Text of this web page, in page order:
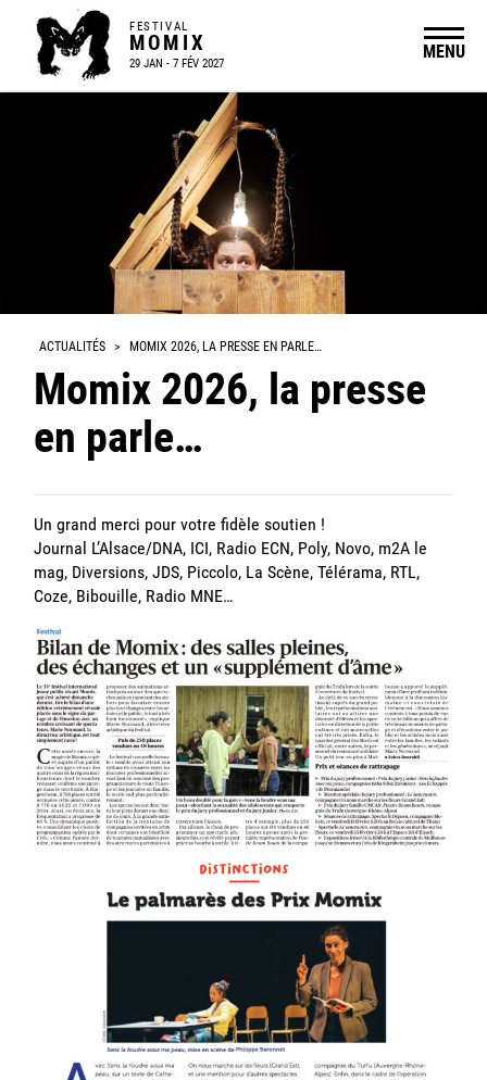
FESTIVAL
MOMIX
29 JAN - 7 FÉV 2027
MENU
ACTUALITÉS > MOMIX 2026, LA PRESSE EN PARLE…
Momix 2026, la presse
en parle…
Un grand merci pour votre fidèle soutien !
Journal L’Alsace/DNA, ICI, Radio ECN, Poly, Novo, m2A le
mag, Diversions, JDS, Piccolo, La Scène, Télérama, RTL,
Coze, Bibouille, Radio MNE…